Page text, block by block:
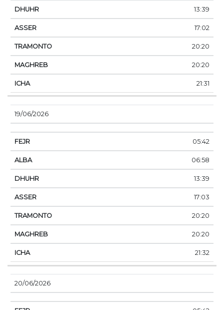
13:39
17:02
20:20
20:20
21:31
19/06/2026
05:42
06:58
13:39
17:03
20:20
20:20
21:32
20/06/2026